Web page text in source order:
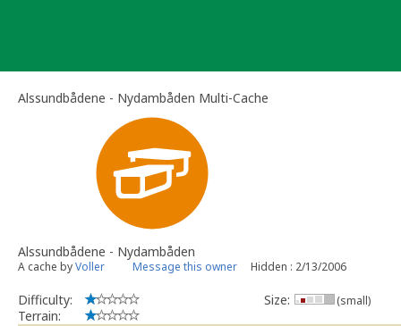
Alssundbådene - Nydambåden Multi-Cache
Alssundbådene - Nydambåden
A cache byVoller Message this owner Hidden : 2/13/2006
Difficulty:
Terrain:
Size: (small)